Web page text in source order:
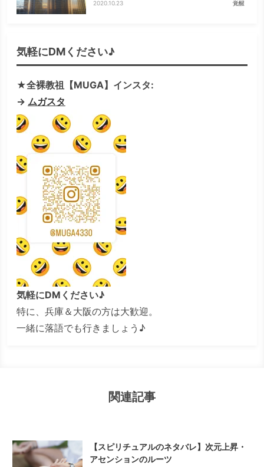
2020.10.23 覚醒
気軽にDMください♪
★全裸教祖【MUGA】インスタ:
→ ムガスタ
気軽にDMください♪
特に、兵庫＆大阪の方は大歓迎。
一緒に落語でも行きましょう♪
関連記事
【スピリチュアルのネタバレ】次元上昇・
アセンションのルーツ